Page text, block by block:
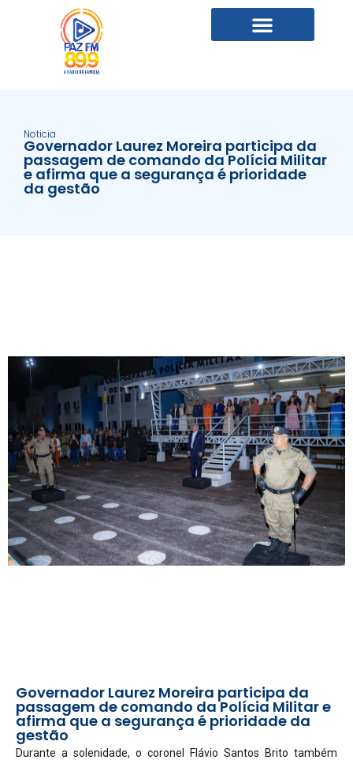
Noticia
Governador Laurez Moreira participa da
passagem de comando da Polícia Militar
e afirma que a segurança é prioridade
da gestão
Governador Laurez Moreira participa da
passagem de comando da Polícia Militar e
afirma que a segurança é prioridade da
gestão
Durante a solenidade, o coronel Flávio Santos Brito também